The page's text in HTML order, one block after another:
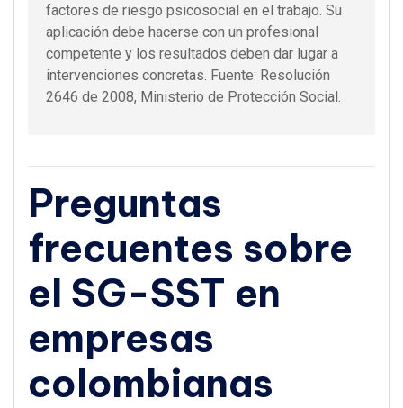
factores de riesgo psicosocial en el trabajo. Su
aplicación debe hacerse con un profesional
competente y los resultados deben dar lugar a
intervenciones concretas. Fuente: Resolución
2646 de 2008, Ministerio de Protección Social.
Preguntas
frecuentes sobre
el SG-SST en
empresas
colombianas